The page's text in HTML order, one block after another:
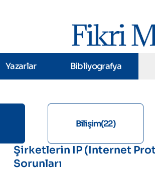
Yazarlar Bibliyografya
Bilişim(22)
Şirketlerin IP (Internet
Sorunları